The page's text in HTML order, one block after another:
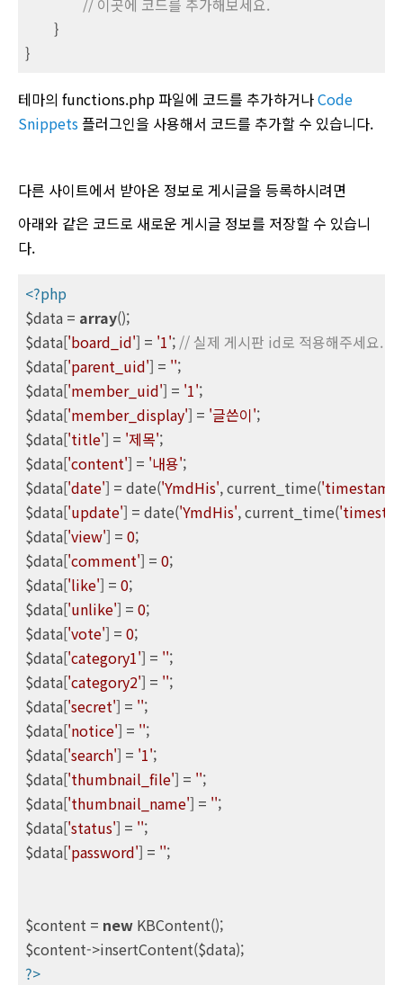
}
테마의 functions.php 파일에 코드를 추가하거나Code
Snippets 플러그인을 사용해서 코드를 추가할 수 있습니다.
다른 사이트에서 받아온 정보로 게시글을 등록하시려면
아래와 같은 코드로 새로운 게시글 정보를 저장할 수 있습니
다.
<?php
$data = array();
$data['board_id'] = '1'; // 실제 게시판 id로 적용해주세요.
$data['parent_uid'] = '';
$data['member_uid'] = '1';
$data['member_display'] = '글쓴이';
$data['title'] = '제목';
$data['content'] = '내용';
$data['date'] = date('YmdHis', current_time('timestamp'
$data['update'] = date('YmdHis', current_time(
$data['view'] = 0;
$data['comment'] = 0;
$data['like'] = 0;
$data['unlike'] = 0;
$data['vote'] = 0;
$data['category1'] = '';
$data['category2'] = '';
$data['secret'] = '';
$data['notice'] = '';
$data['search'] = '1';
$data['thumbnail_file'] = '';
$data['thumbnail_name'] = '';
$data['status'] = '';
$data['password'] = '';
$content = new KBContent();
?>